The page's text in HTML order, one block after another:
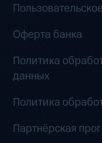
Оферта банка
Политика
данных
Политика
Партнёрская